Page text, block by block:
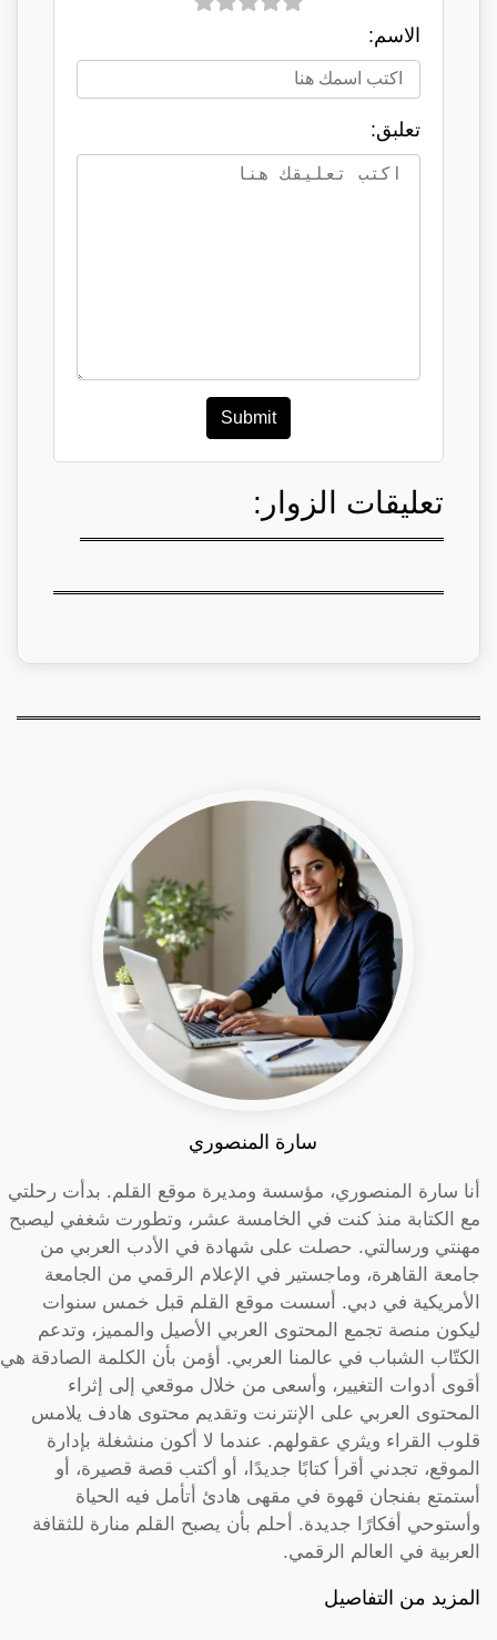
الاسم:
تعلبق:
Submit
تعليقات الزوار:
سارة المنصوري
أنا سارة المنصوري، مؤسسة ومديرة موقع القلم. بدأت رحلتي
مع الكتابة منذ كنت في الخامسة عشر، وتطورت شغفي ليصبح
مهنتي ورسالتي. حصلت على شهادة في الأدب العربي من
جامعة القاهرة، وماجستير في الإعلام الرقمي من الجامعة
الأمريكية في دبي. أسست موقع القلم قبل خمس سنوات
ليكون منصة تجمع المحتوى العربي الأصيل والمميز، وتدعم
الكتّاب الشباب في عالمنا العربي. أؤمن بأن الكلمة الصادقة هي
أقوى أدوات التغيير، وأسعى من خلال موقعي إلى إثراء
المحتوى العربي على الإنترنت وتقديم محتوى هادف يلامس
قلوب القراء ويثري عقولهم. عندما لا أكون منشغلة بإدارة
الموقع، تجدني أقرأ كتابًا جديدًا، أو أكتب قصة قصيرة، أو
أستمتع بفنجان قهوة في مقهى هادئ أتأمل فيه الحياة
وأستوحي أفكارًا جديدة. أحلم بأن يصبح القلم منارة للثقافة
العربية في العالم الرقمي.
المزيد من التفاصيل